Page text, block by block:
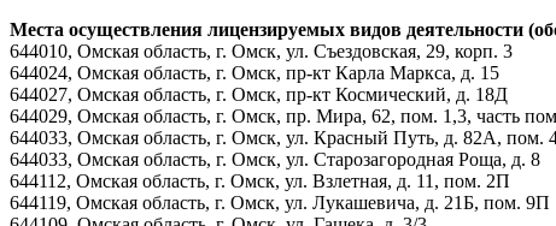
Места осуществления лицензируемых видов деятельности
644010, Омская область, г. Омск, ул. Съездовская, 29, корп. 3
644024, Омская область, г. Омск, пр-кт Карла Маркса, д. 15
644027, Омская область, г. Омск, пр-кт Космический, д. 18Д
644029, Омская область, г. Омск, пр. Мира, 62, пом. 1,3, часть
644033, Омская область, г. Омск, ул. Красный Путь, д. 82А, пом.
644033, Омская область, г. Омск, ул. Старозагородная Роща, д. 8
644112, Омская область, г. Омск, ул. Взлетная, д. 11, пом. 2П
644119, Омская область, г. Омск, ул. Лукашевича, д. 21Б, пом. 9П